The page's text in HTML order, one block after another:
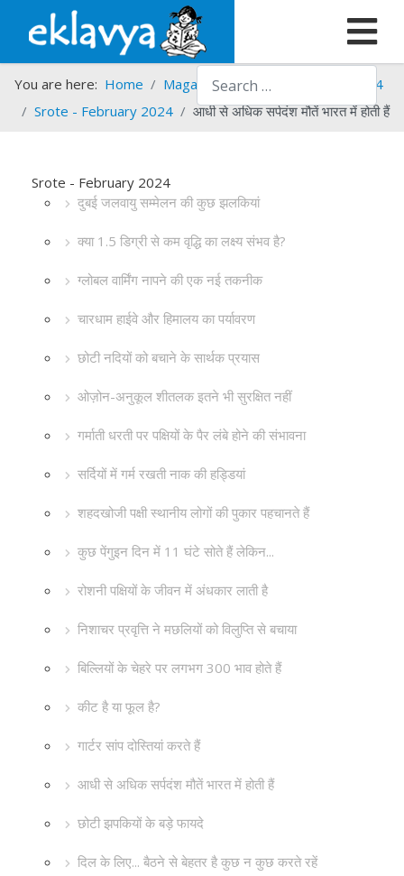
Search
You are here: Home Magazines Srote
Srote - 2024
Srote - February 2024
आधी से अधिक सर्पदंश मौतें भारत में होती हैं
Srote - February 2024
दुबई जलवायु सम्मेलन की कुछ झलकियां
क्या 1.5 डिग्री से कम वृद्धि का लक्ष्य संभव है?
ग्लोबल वार्मिंग नापने की एक नई तकनीक
चारधाम हाईवे और हिमालय का पर्यावरण
छोटी नदियों को बचाने के सार्थक प्रयास
ओज़ोन-अनुकूल शीतलक इतने भी सुरक्षित नहीं
गर्माती धरती पर पक्षियों के पैर लंबे होने की संभावना
सर्दियों में गर्म रखती नाक की हड्डियां
शहदखोजी पक्षी स्थानीय लोगों की पुकार पहचानते हैं
कुछ पेंगुइन दिन में 11 घंटे सोते हैं लेकिन...
रोशनी पक्षियों के जीवन में अंधकार लाती है
निशाचर प्रवृत्ति ने मछलियों को विलुप्ति से बचाया
बिल्लियों के चेहरे पर लगभग 300 भाव होते हैं
कीट है या फूल है?
गार्टर सांप दोस्तियां करते हैं
आधी से अधिक सर्पदंश मौतें भारत में होती हैं
छोटी झपकियों के बड़े फायदे
दिल के लिए... बैठने से बेहतर है कुछ न कुछ करते रहें